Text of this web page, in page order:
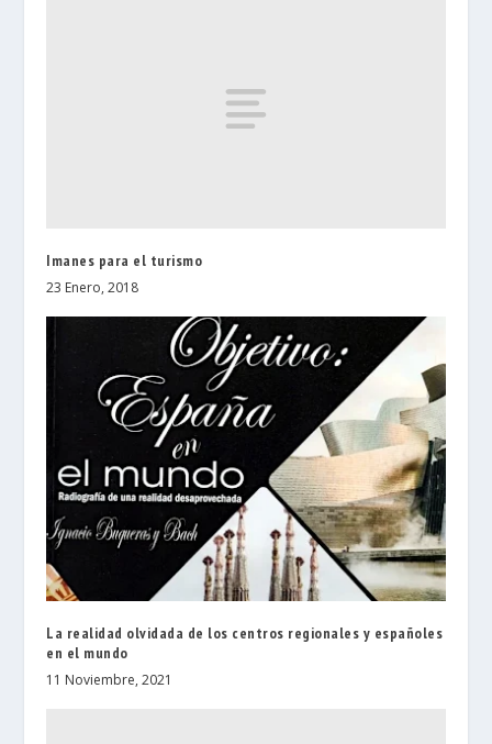
Imanes para el turismo
23 Enero, 2018
La realidad olvidada de los centros regionales y españoles
en el mundo
11 Noviembre, 2021